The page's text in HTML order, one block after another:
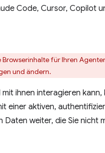
Code, Cursor, Copilot
für Ihren
und ändern.
ihnen interagieren kann,
einer aktiven,
weiter, die Sie nicht